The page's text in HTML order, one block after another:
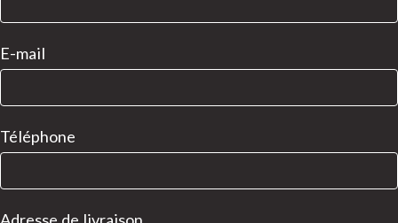
E-mail
Téléphone